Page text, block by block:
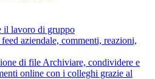
il lavoro di gruppo
aziendale, commenti, reazioni,
di file Archiviare, condividere e
online con i colleghi grazie al